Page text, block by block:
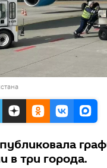
в три города.